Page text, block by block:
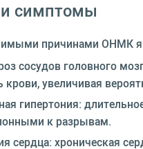
симптомы
причинами ОНМК
сосудов головного
крови, увеличивая
гипертония:
к разрывам.
сердца: хроническая